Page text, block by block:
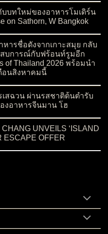
บทใหม่ของอาหารโมเดิร์น
on Sathorn, W Bangkok
หารชื่อดังจากเกาะสมุย กลับ
สบการณ์กับฟร้อนท์รูมอีก
of Thailand 2026 พร้อมนำ
อนสิงหาคมนี้
สฉวน ผ่านรสชาติต้นตำรับ
งอาหารจีนมาน โฮ
UNVEILS ‘ISLAND
ESCAPE OFFER